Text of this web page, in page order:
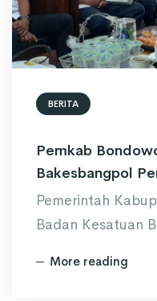
BERITA
Pemkab
Bakesbangpol
Pemerintah
Badan Kesatuan
More reading